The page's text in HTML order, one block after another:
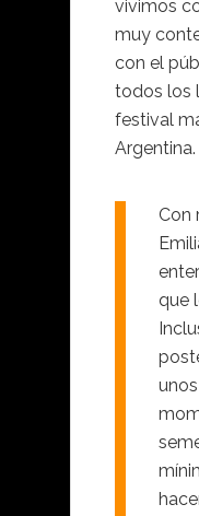
vivimos
muy
con el
todos los
festival
Argentina.
Con
que